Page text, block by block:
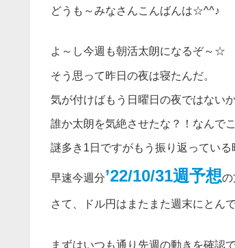
どうも～みなさんこんばんは☆^^♪
よ～し今週も朝活太朗になるぞ～☆
そう思って昨日の夜は寝たんだ。
気が付けばもう日曜日の夜ではないか
誰か太朗を気絶させたな？！なんで
謎多き1日ですがもう振り返っている
早速今週分’22/10/31週予想
さて、ドル円はまたまた週末にとん
まずはいつも通り先週の動きを確認で